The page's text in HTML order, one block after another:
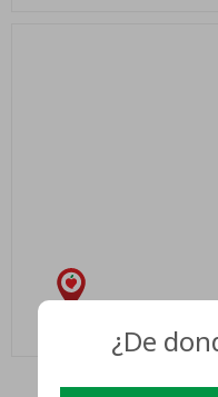
¿De